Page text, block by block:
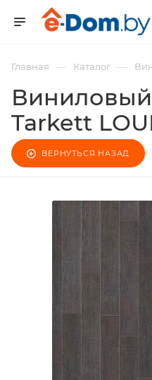
Главная — Каталог —
Tarkett
ВЕРНУТЬСЯ НАЗАД